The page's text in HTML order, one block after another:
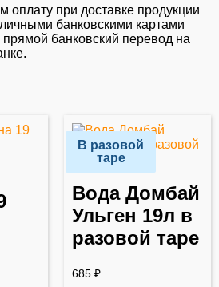
при доставке продукции
банковскими картами
банковский перевод на
В разовой
таре
Вода Домбай
Ульген 19л в
разовой таре
685 ₽